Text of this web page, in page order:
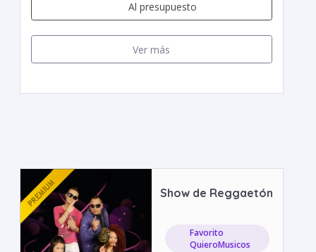
Al presupuesto
Ver más
Show de Reggaetón
Favorito
QuieroMusicos